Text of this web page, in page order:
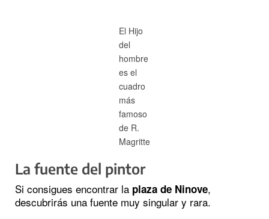
El Hijo
del
hombre
es el
cuadro
más
famoso
de R.
Magritte
La fuente del pintor
Si consigues encontrar la plaza de Ninove,
descubrirás una fuente muy singular y rara.